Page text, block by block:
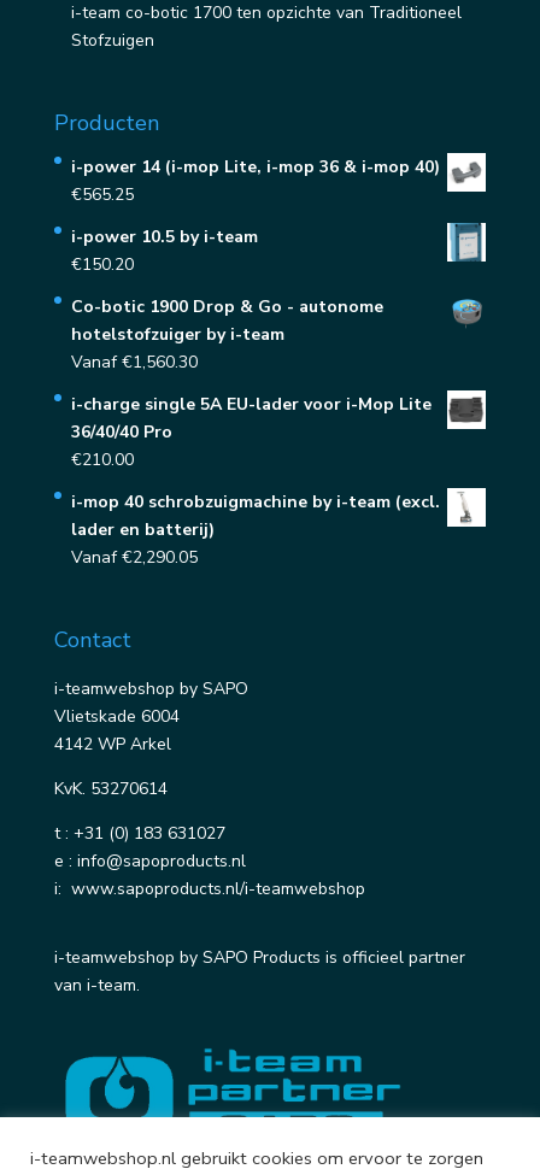
i-team co-botic 1700 ten opzichte van Traditioneel
Stofzuigen
Producten
i-power 14 (i-mop Lite, i-mop 36 & i-mop 40)
€565.25
i-power 10.5 by i-team
€150.20
Co-botic 1900 Drop & Go - autonome
hotelstofzuiger by i-team
Vanaf€1,560.30
i-charge single 5A EU-lader voor i-Mop Lite
36/40/40 Pro
€210.00
i-mop 40 schrobzuigmachine by i-team (excl.
lader en batterij)
Vanaf€2,290.05
Contact
i-teamwebshop by SAPO
Vlietskade 6004
4142 WP Arkel
KvK. 53270614
t : +31 (0) 183 631027
e : info@sapoproducts.nl
i: www.sapoproducts.nl/i-teamwebshop
i-teamwebshop by SAPO Products is officieel partner
van i-team.
i-teamwebshop.nl gebruikt cookies om ervoor te zorgen